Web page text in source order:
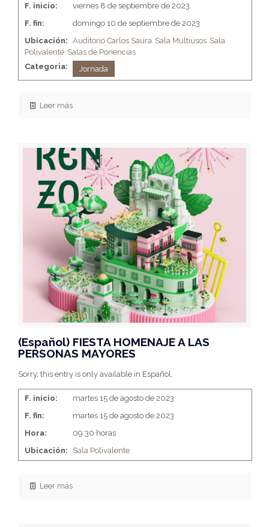
F. inicio:
viernes 8 de septiembre de 2023
F. fin:
domingo 10 de septiembre de 2023
Ubicación: Auditorio Carlos Saura Sala Multiusos Sala
Polivalente Salas de Ponencias
Categoria:
Jornada
Leer más
(Español) FIESTA HOMENAJE A LAS
PERSONAS MAYORES
Sorry, this entry is only available in Español.
F. inicio:
martes 15 de agosto de 2023
F. fin:
martes 15 de agosto de 2023
Hora:
09:30 horas
Ubicación:
Sala Polivalente
Leer más